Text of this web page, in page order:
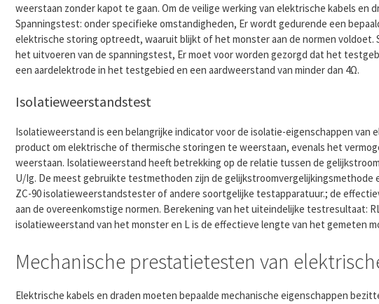
weerstaan ​​zonder kapot te gaan. Om de veilige werking van elektrische kabels
Spanningstest: onder specifieke omstandigheden, Er wordt gedurende een
elektrische storing optreedt, waaruit blijkt of het monster aan de normen
het uitvoeren van de spanningstest, Er moet voor worden gezorgd dat het
een aardelektrode in het testgebied en een aardweerstand van minder dan 4Ω.
Isolatieweerstandstest
Isolatieweerstand is een belangrijke indicator voor de isolatie-eigenschappen
product om elektrische of thermische storingen te weerstaan, evenals het
weerstaan. Isolatieweerstand heeft betrekking op de relatie tussen de
U/Ig. De meest gebruikte testmethoden zijn de
ZC-90 isolatieweerstandstester of andere soortgelijke testapparatuur.; de
aan de overeenkomstige normen. Berekening van het uiteindelijke testresultaat:
isolatieweerstand van het monster en L is de effectieve lengte van het gemeten
Mechanische prestatietesten van
Elektrische kabels en draden moeten bepaalde mechanische eigenschappen